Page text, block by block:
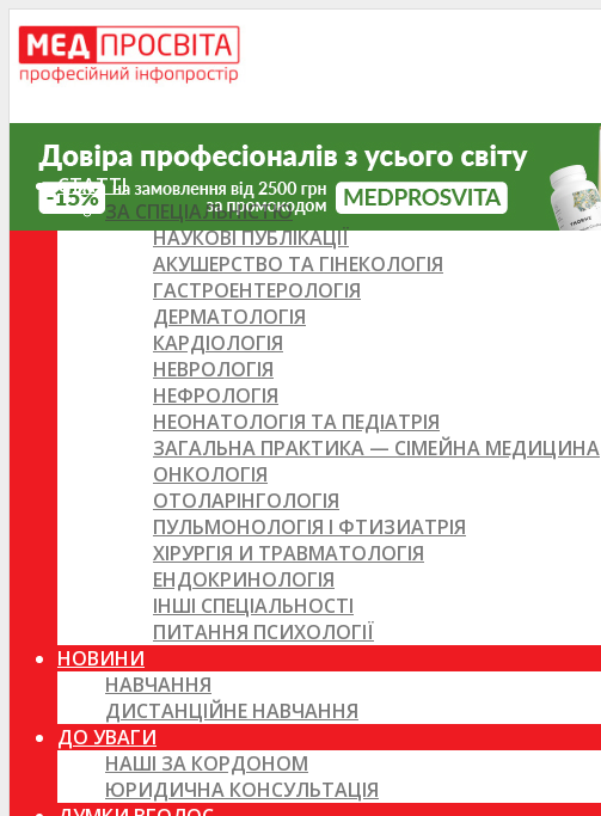
СТАТТІ
ЗА СПЕЦІАЛЬНІСТЮ
НАУКОВІ ПУБЛІКАЦІЇ
АКУШЕРСТВО ТА ГІНЕКОЛОГІЯ
ГАСТРОЕНТЕРОЛОГІЯ
ДЕРМАТОЛОГІЯ
КАРДІОЛОГІЯ
НЕВРОЛОГІЯ
НЕФРОЛОГІЯ
НЕОНАТОЛОГІЯ ТА ПЕДІАТРІЯ
ЗАГАЛЬНА ПРАКТИКА — СІМЕЙНА МЕДИЦИНА
ОНКОЛОГІЯ
ОТОЛАРІНГОЛОГІЯ
ПУЛЬМОНОЛОГІЯ І ФТИЗИАТРІЯ
ХІРУРГІЯ И ТРАВМАТОЛОГІЯ
ЕНДОКРИНОЛОГІЯ
ІНШІ СПЕЦІАЛЬНОСТІ
ПИТАННЯ ПСИХОЛОГІЇ
НОВИНИ
НАВЧАННЯ
ДИСТАНЦІЙНЕ НАВЧАННЯ
ДО УВАГИ
НАШІ ЗА КОРДОНОМ
ЮРИДИЧНА КОНСУЛЬТАЦІЯ